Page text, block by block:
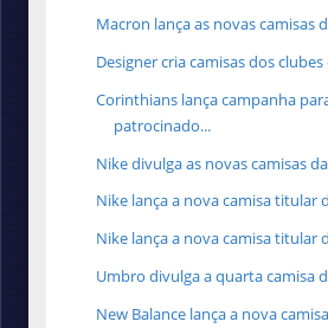
Macron lança as novas camisas
Designer cria camisas dos
Corinthians lança campanha
patrocinado...
Nike divulga as novas camisas
Nike lança a nova camisa titular
Nike lança a nova camisa titular
Umbro divulga a quarta camisa
New Balance lança a nova